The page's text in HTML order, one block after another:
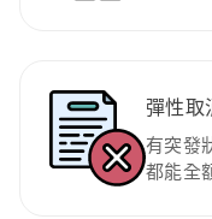
彈性取
有突發
都能全